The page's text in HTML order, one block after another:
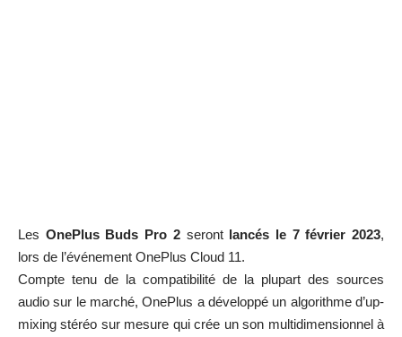
Les OnePlus Buds Pro 2serontlancés le 7 février 2023,
lors de l’événement OnePlus Cloud 11.
Compte tenu de la compatibilité de la plupart des sources
audio sur le marché, OnePlus a développé un algorithme d’up-
mixing stéréo sur mesure qui crée un son multidimensionnel à